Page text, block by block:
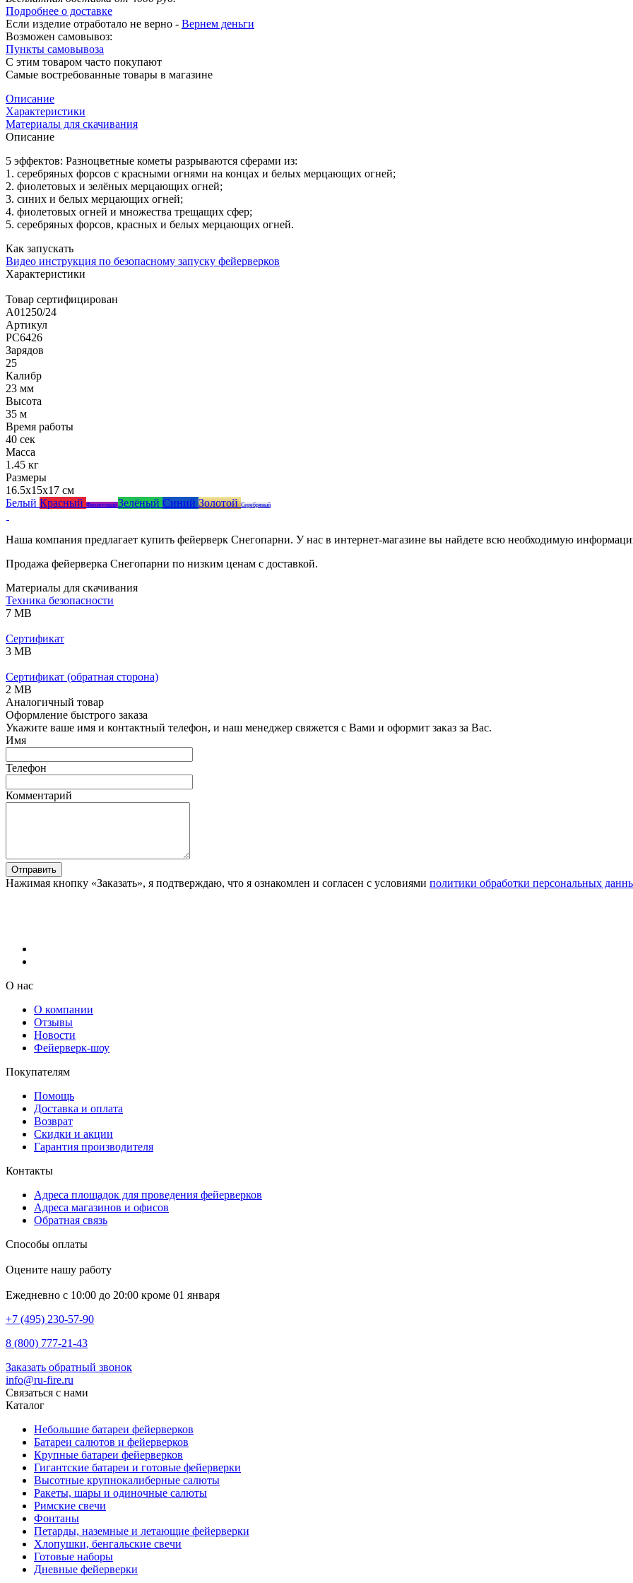
Подробнее о доставке
Если изделие отработало не верно - Вернем деньги
Возможен самовывоз:
Пункты самовывоза
С этим товаром часто покупают
Самые востребованные товары в магазине
Описание
Характеристики
Материалы для скачивания
Описание
5 эффектов: Разноцветные кометы разрываются сферами из:
1. серебряных форсов с красными огнями на концах и белых мерцающих огней;
2. фиолетовых и зелёных мерцающих огней;
3. синих и белых мерцающих огней;
4. фиолетовых огней и множества трещащих сфер;
5. серебряных форсов, красных и белых мерцающих огней.
Как запускать
Видео инструкция по безопасному запуску фейерверков
Характеристики
Товар сертифицирован
A01250/24
Артикул
РС6426
Зарядов
25
Калибр
23 мм
Высота
35 м
Время работы
40 сек
Масса
1.45 кг
Размеры
16.5x15x17 см
Белый Красный Фиолетовый Зелёный Синий ЗолотойСеребряный
Наша компания предлагает купить фейерверк Снегопарни. У нас в интернет-магазине вы найдете всю необходимую
Продажа фейерверка Снегопарни по низким ценам с доставкой.
Материалы для скачивания
Техника безопасности
7 MB
Сертификат
3 MB
Сертификат (обратная сторона)
2 MB
Аналогичный товар
Оформление быстрого заказа
Укажите ваше имя и контактный телефон, и наш менеджер свяжется с Вами и оформит заказ за Вас.
Имя
Телефон
Комментарий
Отправить
Нажимая кнопку «Заказать», я подтверждаю, что я ознакомлен и согласен с условиями политики обработки персональных
О нас
О компании
Отзывы
Новости
Фейерверк-шоу
Покупателям
Помощь
Доставка и оплата
Возврат
Скидки и акции
Гарантия производителя
Контакты
Адреса площадок для проведения фейерверков
Адреса магазинов и офисов
Обратная связь
Способы оплаты
Оцените нашу работу
Ежедневно с 10:00 до 20:00 кроме 01 января
+7 (495) 230-57-90
8 (800) 777-21-43
Заказать обратный звонок
info@ru-fire.ru
Связаться с нами
Каталог
Небольшие батареи фейерверков
Батареи салютов и фейерверков
Крупные батареи фейерверков
Гигантские батареи и готовые фейерверки
Высотные крупнокалиберные салюты
Ракеты, шары и одиночные салюты
Римские свечи
Фонтаны
Петарды, наземные и летающие фейерверки
Хлопушки, бенгальские свечи
Готовые наборы
Дневные фейерверки